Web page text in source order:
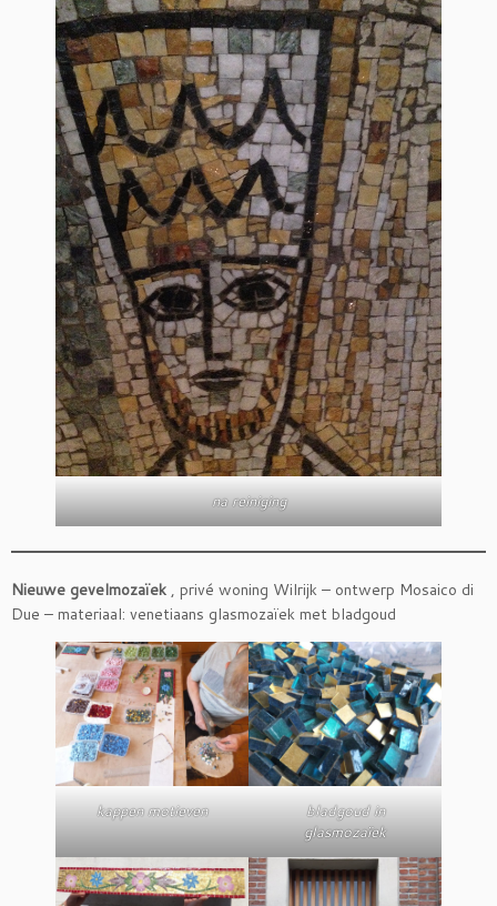
na reiniging
Nieuwe gevelmozaïek , privé woning Wilrijk – ontwerp Mosaico di
Due – materiaal: venetiaans glasmozaïek met bladgoud
kappen motieven
bladgoud in
glasmozaïek